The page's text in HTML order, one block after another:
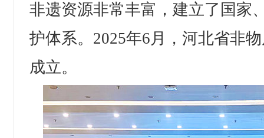
非遗资源非常丰富，建立了国家
护体系。2025年6月，河北省非
成立。